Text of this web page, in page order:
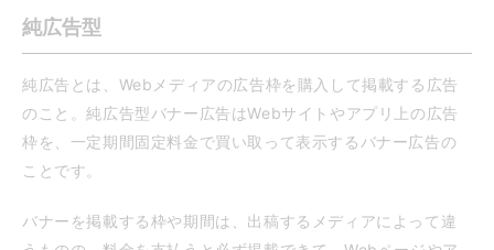
純広告型
純広告とは、Webメディアの広告枠を購入して掲載する広告
のこと。純広告型バナー広告はWebサイトやアプリ上の広告
枠を、一定期間固定料金で買い取って表示するバナー広告の
ことです。
バナーを掲載する枠や期間は、出稿するメディアによって違